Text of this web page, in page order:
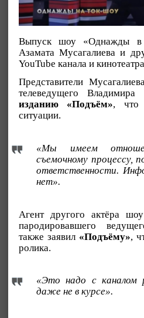
Выпуск шоу «Однажды в
Азамата Мусагалиева и
YouTube канала и
Представители
телеведущего Владимира
изданию «Подъём», что
ситуации.
«Мы имеем
съемочному процессу,
ответственности.
нет».
Агент другого актёра
пародировавшего
также заявил «Подъёму»,
ролика.
«Это надо с каналом
даже не в курсе».